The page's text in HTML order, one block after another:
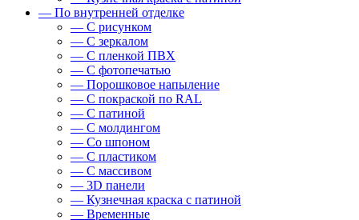
— По внутренней отделке
— С рисунком
— С зеркалом
— С пленкой ПВХ
— С фотопечатью
— Порошковое напыление
— С покраской по RAL
— С патиной
— С молдингом
— Со шпоном
— С пластиком
— С массивом
— 3D панели
— Кузнечная краска с патиной
— Временные